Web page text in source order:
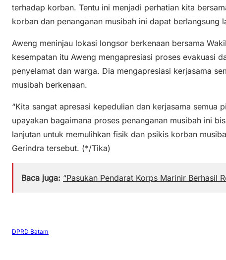
terhadap korban. Tentu ini menjadi perhatian kita
korban dan penanganan musibah ini dapat berlangsung
Aweng meninjau lokasi longsor berkenaan bersama
kesempatan itu Aweng mengapresiasi proses evakuasi
penyelamat dan warga. Dia mengapresiasi kerjasama
musibah berkenaan.
“Kita sangat apresasi kepedulian dan kerjasama semua
upayakan bagaimana proses penanganan musibah ini
lanjutan untuk memulihkan fisik dan psikis korban
Gerindra tersebut. (*/Tika)
Baca juga: “Pasukan Pendarat Korps Marinir Berhasil
DPRD Batam